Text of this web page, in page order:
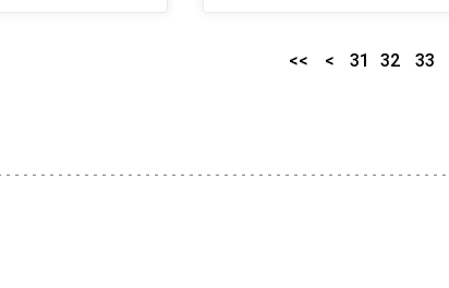
<< < 31 32 33